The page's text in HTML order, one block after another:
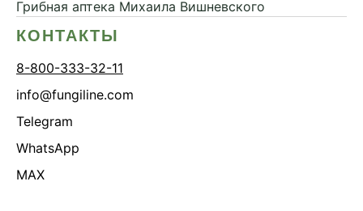
Грибная аптека Михаила Вишневского
КОНТАКТЫ
8-800-333-32-11
info@fungiline.com
Telegram
WhatsApp
MAX